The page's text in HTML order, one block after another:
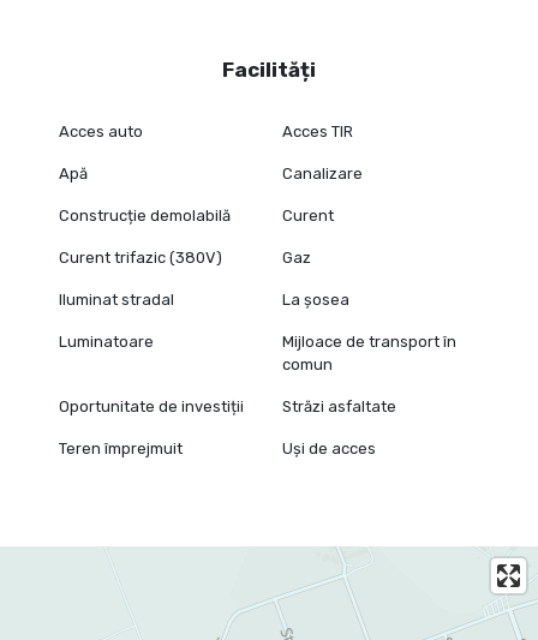
Facilități
Acces auto Acces TIR
Apă Canalizare
Construcție demolabilă Curent
Curent trifazic (380V) Gaz
Iluminat stradal La șosea
Luminatoare
Mijloace de transport în
comun
Oportunitate de investiții Străzi asfaltate
Teren împrejmuit Uși de acces